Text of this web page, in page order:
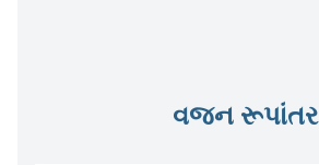
વજન રૂપાંતર